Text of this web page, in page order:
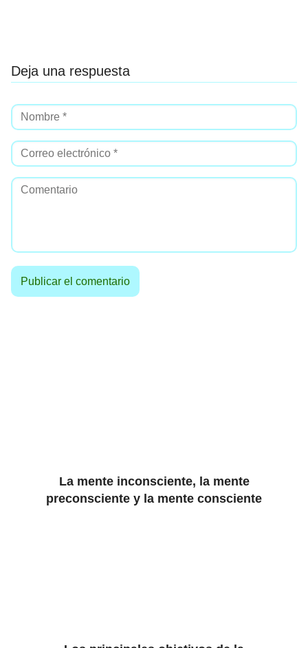
Deja una respuesta
La mente inconsciente, la mente
preconsciente y la mente consciente